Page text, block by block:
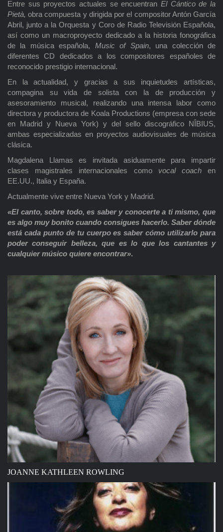
Entre sus proyectos actuales se encuentran El Cántico de la
Pietà, obra compuesta y dirigida por el compositor Antón García
Abril, junto a la Orquesta y Coro de Radio Televisión Española,
así como un macroproyecto dedicado a la historia fonográfica
de la música española, Music of Spain, una colección de
diferentes CD dedicados a los compositores españoles de
reconocido prestigio internacional.
En la actualidad, y gracias a sus inquietudes artísticas,
compagina su vida de solista con la de producción y
asesoramiento musical, realizando una intensa labor como
directora y productora de Koala Productions (empresa con sede
en Madrid y Nueva York) y del sello discográfico NÎBIUS,
ambas especializadas en proyectos audiovisuales de música
clásica.
Magdalena Llamas es invitada asiduamente para impartir
clases magistrales internacionales como vocal coachen
EE.UU., Italia y España.
Actualmente vive entre Nueva York y Madrid.
«El canto, sobre todo, es saber y conocerte a ti mismo, que
es algo muy bonito cuando consigues hacerlo. Saber dónde
está cada punto de tu cuerpo es saber cómo utilizarlo para
poder conseguir belleza, que es lo que los cantantes y
cualquier músico quiere encontrar».
JOANNE KATHLEEN ROWLING